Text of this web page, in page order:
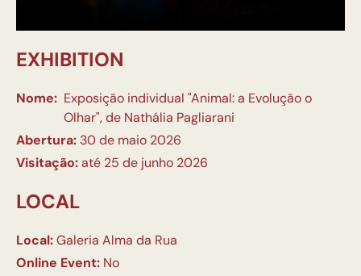
EXHIBITION
Nome: Exposição individual "Animal: a Evolução o
Olhar", de Nathália Pagliarani
Abertura: 30 de maio 2026
Visitação:até 25 de junho 2026
LOCAL
Local:Galeria Alma da Rua
Online Event: No